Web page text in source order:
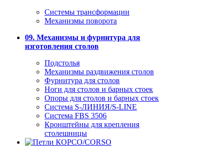
Системы трансформации
Механизмы поворота
09. Механизмы и фурнитура для
изготовления столов
Подстолья
Механизмы раздвижения столов
Фурнитура для столов
Ноги для столов и барных стоек
Опоры для столов и барных стоек
Система S-ЛИНИЯ/S-LINE
Система FBS 3506
Кронштейны для крепления
столешницы